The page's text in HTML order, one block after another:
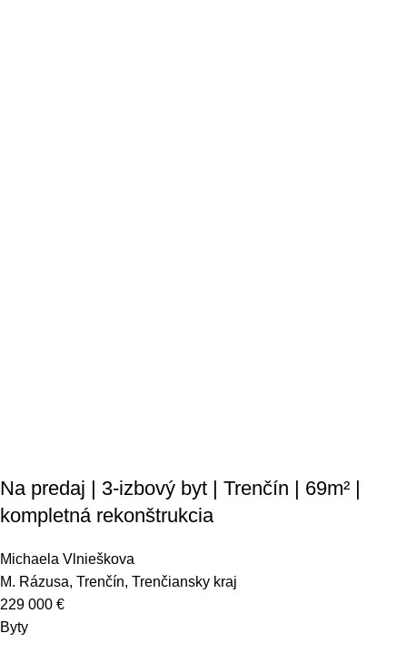
Na predaj | 3-izbový byt | Trenčín | 69m² |
kompletná rekonštrukcia
Michaela Vlnieškova
M. Rázusa, Trenčín, Trenčiansky kraj
229 000 €
Byty